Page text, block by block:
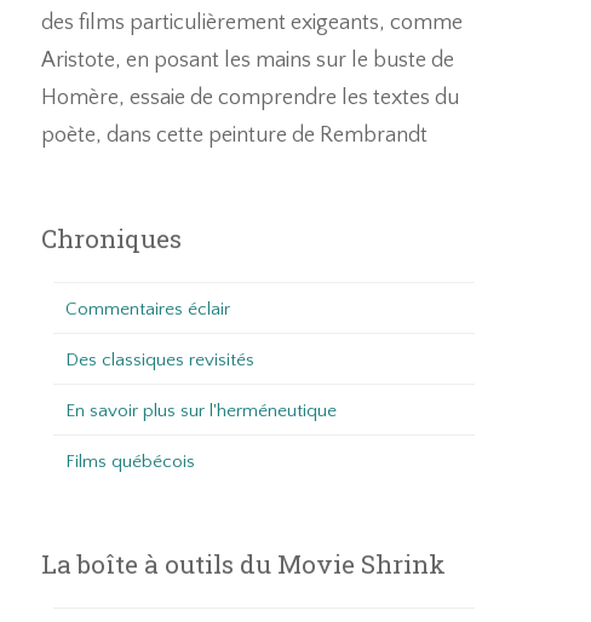
des films particulièrement exigeants, comme
Aristote, en posant les mains sur le buste de
Homère, essaie de comprendre les textes du
poète, dans cette peinture de Rembrandt
Chroniques
Commentaires éclair
Des classiques revisités
En savoir plus sur l'herméneutique
Films québécois
La boîte à outils du Movie Shrink